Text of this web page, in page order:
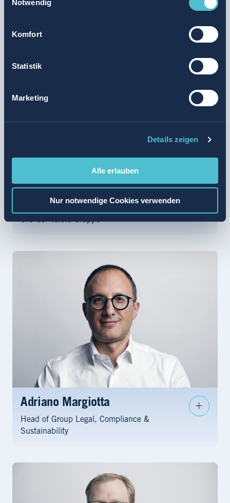
Notwendig
Komfort
Statistik
Marketing
Details zeigen
Alle erlauben
Nur notwendige Cookies verwenden
Gabriel de Hoyos
Laetitia Henriot Arsever
CIO der Valora Gruppe
Adriano Margiotta
Head of Group Legal, Compliance &
Sustainability